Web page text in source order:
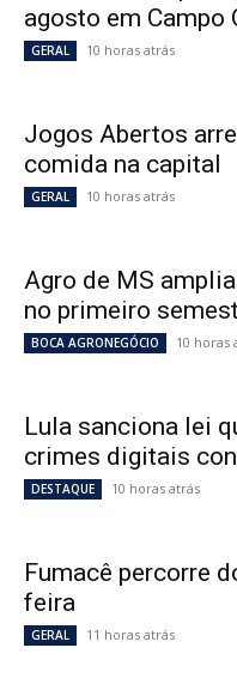
agosto em Campo
GERAL 10 horas atrás
Jogos Abertos
comida na capital
GERAL 10 horas atrás
Agro de MS
no primeiro
BOCA AGRONEGÓCIO 10 horas
Lula sanciona lei
crimes digitais
DESTAQUE 10 horas atrás
Fumacê percorre
feira
GERAL 11 horas atrás